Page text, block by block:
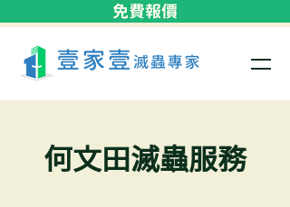
免費報價
何文田​滅蟲服務